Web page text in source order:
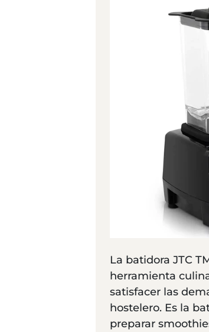
La batidora JTC
herramienta
satisfacer las
hostelero. Es la
preparar